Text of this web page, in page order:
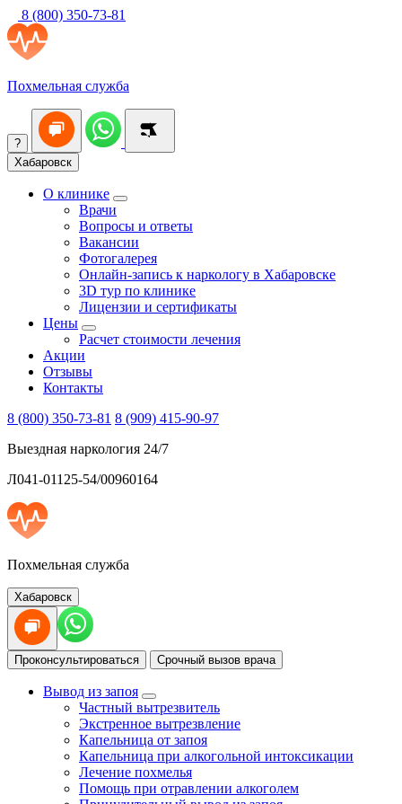
8 (800) 350-73-81
Похмельная служба
?
Хабаровск
О клинике
Врачи
Вопросы и ответы
Вакансии
Фотогалерея
Онлайн-запись к наркологу в Хабаровске
3D тур по клинике
Лицензии и сертификаты
Цены
Расчет стоимости лечения
Акции
Отзывы
Контакты
8 (800) 350-73-81 8 (909) 415-90-97
Выездная наркология 24/7
Л041-01125-54/00960164
Похмельная служба
Хабаровск
Проконсультироваться Срочный вызов врача
Вывод из запоя
Частный вытрезвитель
Экстренное вытрезвление
Капельница от запоя
Капельница при алкогольной интоксикации
Лечение похмелья
Помощь при отравлении алкоголем